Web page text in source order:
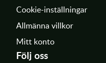
Cookie-inställningar
Allmänna villkor
Mitt konto
Följ oss